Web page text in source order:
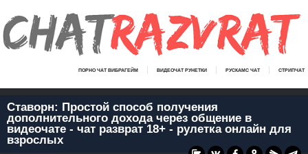
ПОРНО ЧАТ ВИБРАГЕЙМ ВИДЕОЧАТ РУНЕТКИ РУСКАМС ЧАТ СТРИПЧАТ
Ставорн: Простой способ получения
дополнительного дохода через общение в
видеочате - чат разврат 18+ - рулетка онлайн для
взрослых